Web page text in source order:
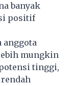
banyak
positif
anggota
mungkin
tinggi,